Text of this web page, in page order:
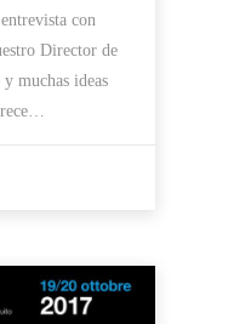
con
Director de
muchas ideas